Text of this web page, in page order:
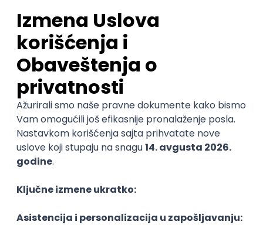
Inženjer za infrastrukturu i
pouzdanost sistema (DevOps)
Glas naroda d.o.o.
Beograd
11.08.2026.
250.000,00 - 350.000,00 RSD (net)
Linux
AWS Azure DevOps Cloud Intermediate
DevOps Engineer
IGT D&B d.o.o.
3.7
02.09.2026.
Intermediate
Senior